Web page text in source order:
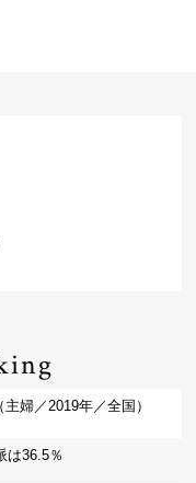
婦／2019年／全国）
は36.5％